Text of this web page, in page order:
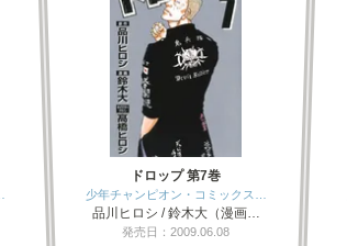
ドロップ 第7巻
少年チャンピオン・コミックス…
品川ヒロシ / 鈴木大（漫画…
発売日：2009.06.08